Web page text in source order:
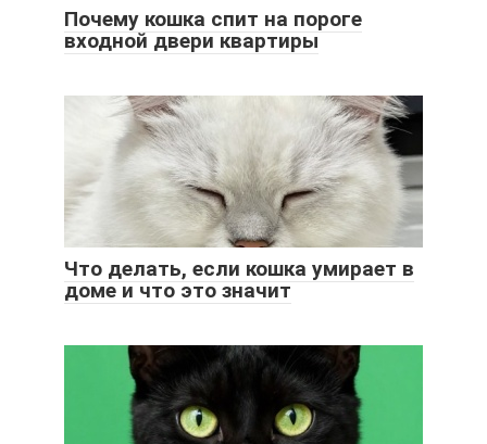
Почему кошка спит на пороге
входной двери квартиры
Что делать, если кошка умирает в
доме и что это значит